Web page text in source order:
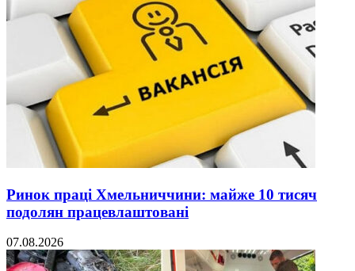
Ринок праці Хмельниччини: майже 10 тисяч
подолян працевлаштовані
07.08.2026